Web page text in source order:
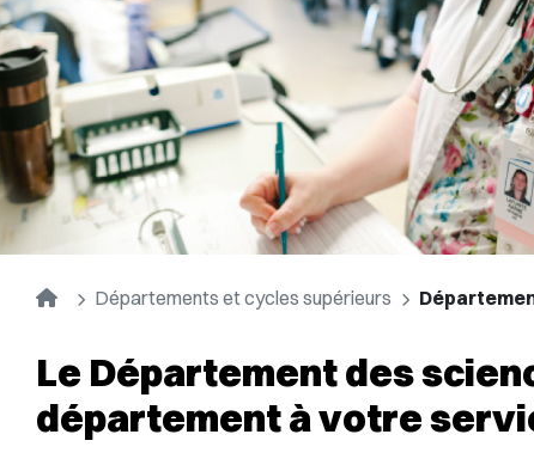
AccueilDépartements et cycles supérieurs
Le Département des
département à votre